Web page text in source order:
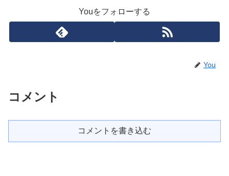
Youをフォローする
You
コメント
コメントを書き込む